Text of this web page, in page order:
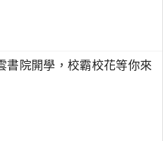
書院開學，校霸校花等你來